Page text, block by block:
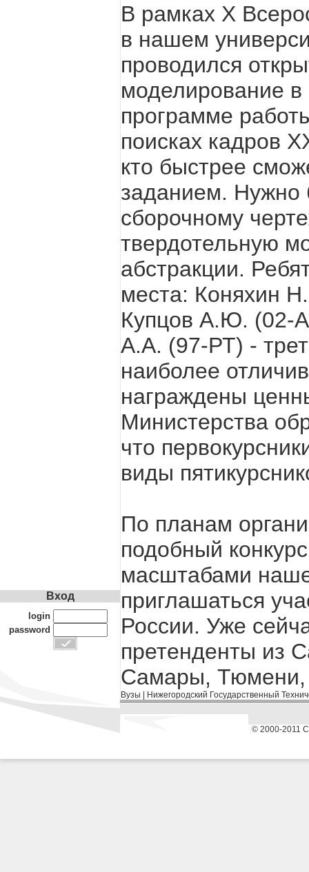
В рамках X
в нашем
проводился
моделирование
программе
поисках кадров
кто быстрее
заданием. Нужно
сборочному
твердотельную
абстракции.
места: Коняхин
Купцов А.Ю. (02-
А.А. (97-РТ) -
наиболее
награждены
Министерства
что
виды
По планам
подобный
масштабами
приглашаться
России. Уже
претенденты из
Самары, Тюмени,
Вузы Нижегородский Государственный
Вход
login
password
© 2000-2011